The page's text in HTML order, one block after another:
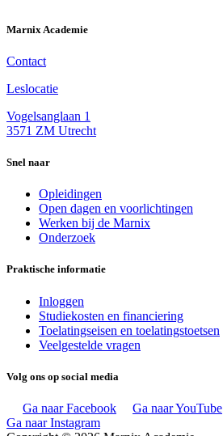
Marnix Academie
Contact
Leslocatie
Vogelsanglaan 1
3571 ZM Utrecht
Snel naar
Opleidingen
Open dagen en voorlichtingen
Werken bij de Marnix
Onderzoek
Praktische informatie
Inloggen
Studiekosten en financiering
Toelatingseisen en toelatingstoetsen
Veelgestelde vragen
Volg ons op social media
Ga naar Facebook Ga naar YouTube
Ga naar Instagram